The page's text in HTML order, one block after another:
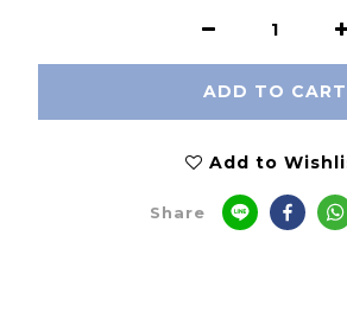
ADD TO CART
Add to
Share